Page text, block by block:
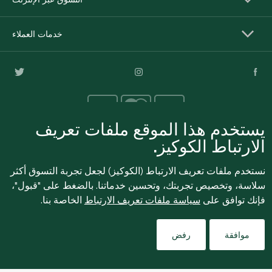
خدمات العملاء
للإبلاغ بشكل مجهول عن أي مخاوف تتعلق بمخالفة القوانين
واللوائح أو الاشتباه في الاحتيال أو الفساد، يرجى إرسال بريد
إلكتروني إلى ethics@spinneys.com
© 2020-2026 سبينس. كل الحقوق محفوظة
يستخدم هذا الموقع ملفات تعريف
الارتباط الكوكيز.
نستخدم ملفات تعريف الارتباط (الكوكيز) لجعل تجربة التسوق أكثر
سلاسة، وتخصيص تجربتك، وتحسين خدماتنا. بالضغط على "قبول"،
فإنك توافق على سياسة ملفات تعريف الارتباط الخاصة بنا.
موافقة رفض